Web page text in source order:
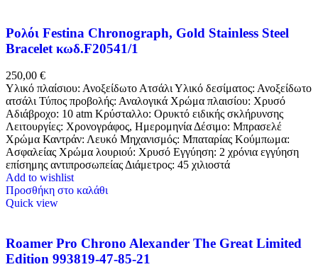
Ρολόι Festina Chronograph, Gold Stainless Steel
Bracelet κωδ.F20541/1
250,00 €
Υλικό πλαίσιου: Ανοξείδωτο Ατσάλι Υλικό δεσίματος: Ανοξείδωτο
ατσάλι Τύπος προβολής: Αναλογικά Χρώμα πλαισίου: Χρυσό
Αδιάβροχο: 10 atm Κρύσταλλο: Ορυκτό ειδικής σκλήρυνσης
Λειτουργίες: Χρονογράφος, Ημερομηνία Δέσιμο: Μπρασελέ
Χρώμα Καντράν: Λευκό Μηχανισμός: Μπαταρίας Κούμπωμα:
Ασφαλείας Χρώμα λουριού: Χρυσό Εγγύηση: 2 χρόνια εγγύηση
επίσημης αντιπροσωπείας Διάμετρος: 45 χιλιοστά
Add to wishlist
Προσθήκη στο καλάθι
Quick view
Roamer Pro Chrono Alexander The Great Limited
Edition 993819-47-85-21